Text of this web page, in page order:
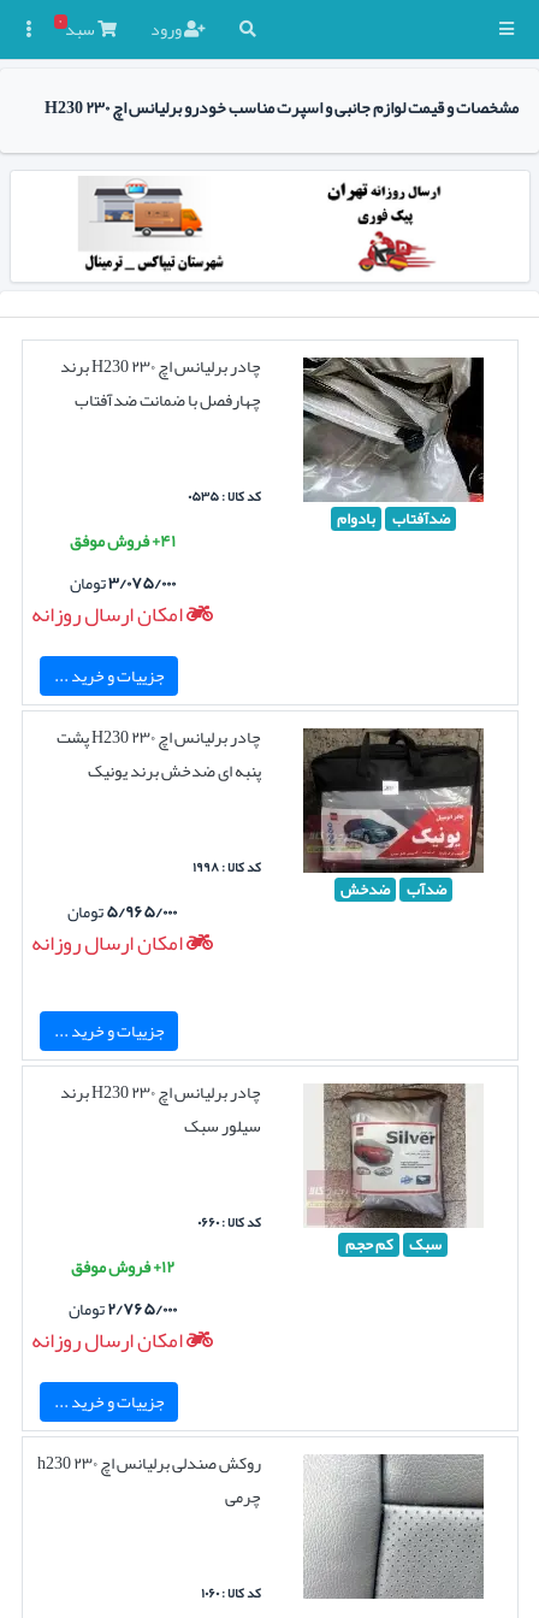
ورود سبد۰
مشخصات و قیمت لوازم جانبی و اسپرت مناسب خودرو برلیانس اچ ۲۳۰ H230
ضدآفتاب بادوام
چادر برلیانس اچ ۲۳۰ H230 برند
چهارفصل با ضمانت ضدآفتاب
کد کالا : ۰۵۳۵
۴۱+ فروش موفق
۳/۰۷۵/۰۰۰تومان
امکان ارسال روزانه
جزییات و خرید ...
ضدآب ضدخش
چادر برلیانس اچ ۲۳۰ H230 پشت
پنبه ای ضدخش برند یونیک
کد کالا : ۱۹۹۸
۵/۹۶۵/۰۰۰تومان
امکان ارسال روزانه
جزییات و خرید ...
سبک کم حجم
چادر برلیانس اچ ۲۳۰ H230 برند
سیلور سبک
کد کالا : ۰۶۶۰
۱۲+ فروش موفق
۲/۷۶۵/۰۰۰تومان
امکان ارسال روزانه
جزییات و خرید ...
روکش صندلی برلیانس اچ ۲۳۰ h230
چرمی
کد کالا : ۱۰۶۰